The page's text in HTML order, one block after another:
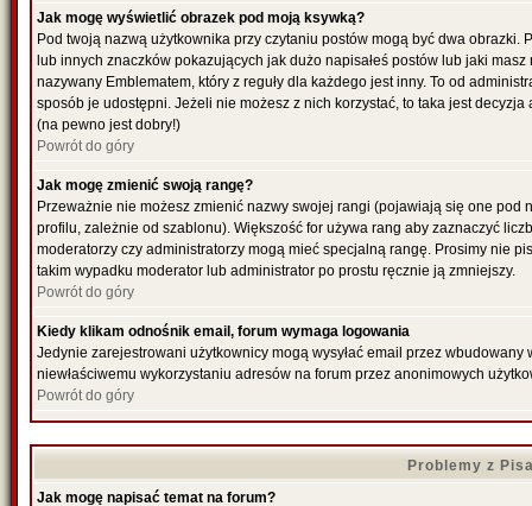
Jak mogę wyświetlić obrazek pod moją ksywką?
Pod twoją nazwą użytkownika przy czytaniu postów mogą być dwa
lub innych znaczków pokazujących jak dużo napisałeś postów lub jaki
nazywany Emblematem, który z reguły dla każdego jest inny. To od
sposób je udostępni. Jeżeli nie możesz z nich korzystać, to taka jest
(na pewno jest dobry!)
Powrót do góry
Jak mogę zmienić swoją rangę?
Przeważnie nie możesz zmienić nazwy swojej rangi (pojawiają się one pod
profilu, zależnie od szablonu). Większość for używa rang aby zaznaczyć
moderatorzy czy administratorzy mogą mieć specjalną rangę. Prosimy nie
takim wypadku moderator lub administrator po prostu ręcznie ją zmniejszy.
Powrót do góry
Kiedy klikam odnośnik email, forum wymaga logowania
Jedynie zarejestrowani użytkownicy mogą wysyłać email przez wbudowany
niewłaściwemu wykorzystaniu adresów na forum przez anonimowych
Powrót do góry
Problemy z
Jak mogę napisać temat na forum?